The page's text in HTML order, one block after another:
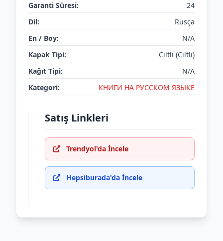
Garanti Süresi:
24
Dil:
Rusça
En / Boy:
N/A
Kapak Tipi:
Ciltli (Ciltli)
Kağıt Tipi:
N/A
Kategori:
КНИГИ НА РУССКОМ ЯЗЫКЕ
Satış Linkleri
Trendyol'da İncele
Hepsiburada'da İncele